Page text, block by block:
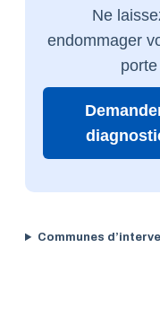
Ne
endommager
Communes